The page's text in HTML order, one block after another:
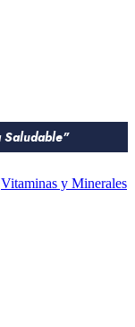
Saludable"
Vitaminas y Minerales